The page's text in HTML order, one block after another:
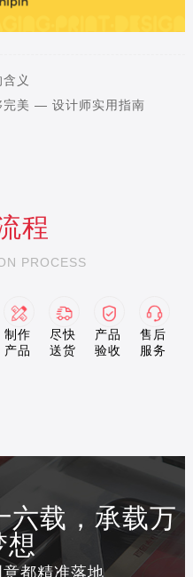
义
完美 — 设计师实用指南
程
PROCESS
制作
产品
尽快
送货
产品
验收
售后
服务
六载，承载万
想
都精准落地